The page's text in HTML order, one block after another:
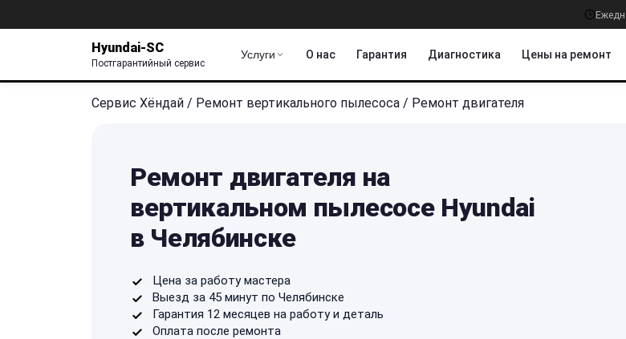
Hyundai-SC
Постгарантийный сервис
Услуги О нас Гарантия Диагностика Цены на ремонт
Сервис Хёндай / Ремонт вертикального пылесоса / Ремонт двигателя
Ремонт двигателя на
вертикальном пылесосе Hyundai
в Челябинске
Цена за работу мастера
Выезд за 45 минут по Челябинске
Гарантия 12 месяцев на работу и деталь
Оплата после ремонта